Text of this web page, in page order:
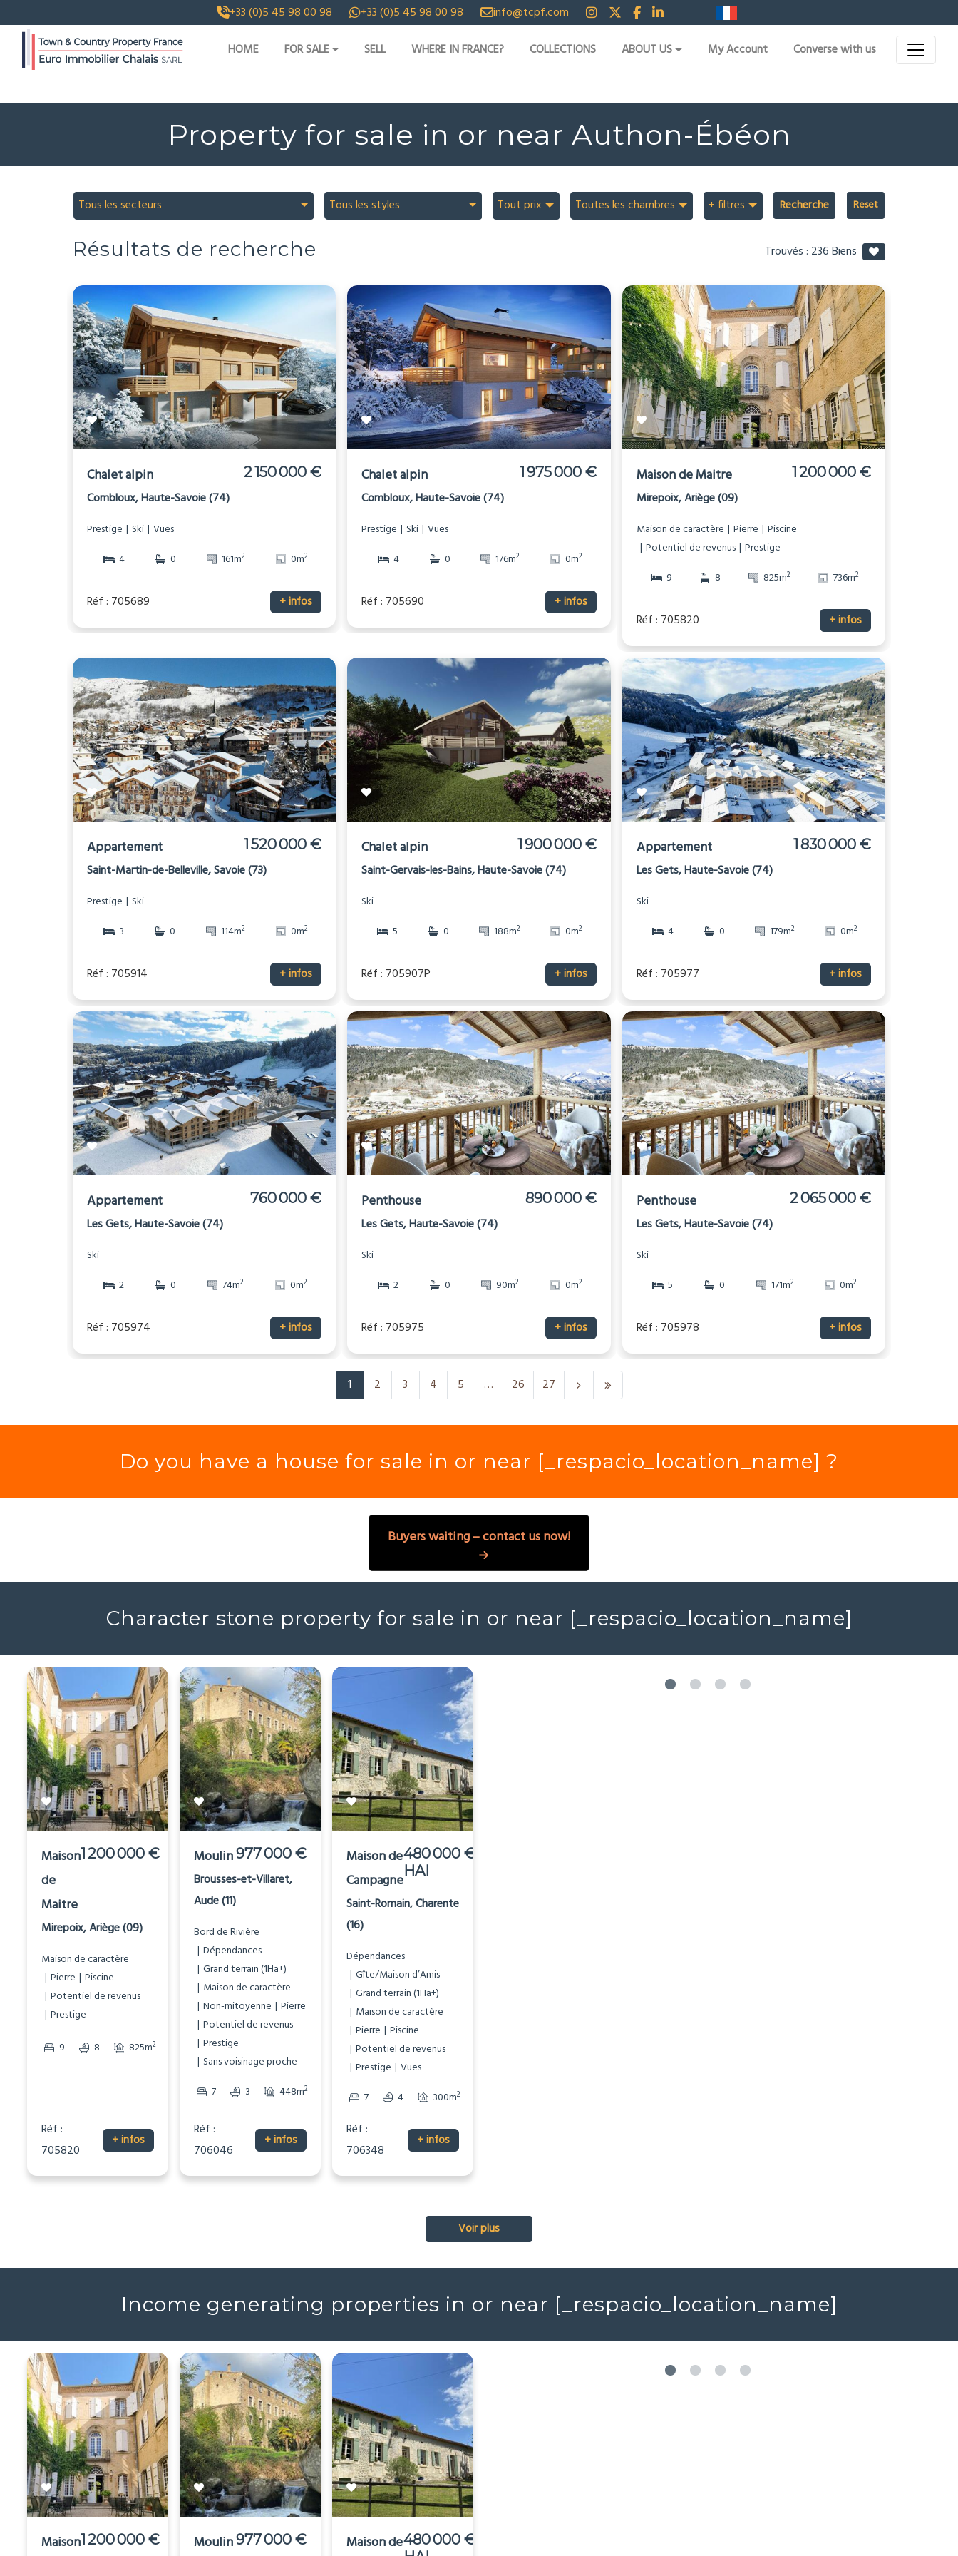
+33 (0)5 45 98 00 98 +33 (0)5 45 98 00 98 info@tcpf.com
HOME FOR SALE SELL WHERE IN FRANCE? COLLECTIONS ABOUT US My Account Converse with us
Property for sale in or near Authon-Ébéon
Tous les secteurs Tous les styles Tout prix Toutes les chambres + filtres Recherche
Résultats de recherche Trouvés : 236Biens
Chalet alpin 2 150 000 €
Combloux, Haute-Savoie (74)
Prestige Ski Vues
4
0 161m2 0m2
Réf : 705689 + infos
Chalet alpin 1 975 000 €
Combloux, Haute-Savoie (74)
Prestige Ski Vues
4
0 176m2 0m2
Réf : 705690 + infos
Maison de Maitre 1 200 000 €
Mirepoix, Ariège (09)
Maison de caractère Pierre
Piscine
Potentiel de revenus Prestige
9
8 825m2 736m2
Réf : 705820 + infos
Appartement 1 520 000 €
Saint-Martin-de-Belleville, Savoie (73)
Prestige
Ski
3
0 114m2 0m2
Réf : 705914 + infos
Chalet alpin 1 900 000 €
Saint-Gervais-les-Bains, Haute-Savoie (74)
Ski
5
0 188m2 0m2
Réf : 705907P + infos
Appartement 1 830 000 €
Les Gets, Haute-Savoie (74)
Ski
4
0 179m2 0m2
Réf : 705977 + infos
Appartement 760 000 €
Les Gets, Haute-Savoie (74)
Ski
2
0 74m2 0m2
Réf : 705974 + infos
Penthouse 890 000 €
Les Gets, Haute-Savoie (74)
Ski
2
0 90m2 0m2
Réf : 705975 + infos
Penthouse 2 065 000 €
Les Gets, Haute-Savoie (74)
Ski
5
0 171m2 0m2
Réf : 705978 + infos
1 2 3 4 5 … 26 27
Do you have a house for sale in or near [_respacio_location_name] ?
Buyers waiting – contact us now!
Character stone property for sale in or near [_respacio_location_name]
Maison
de
Maitre
1 200 000 €
Mirepoix, Ariège (09)
Maison de caractère
Pierre
Piscine
Potentiel de revenus
Prestige
9
8 825m2 736m2
Réf :
705820
+ infos
Moulin977 000 €
Brousses-et-Villaret,
Aude (11)
Bord de Rivière
Dépendances
Grand terrain (1Ha+)
Maison de caractère
Non-mitoyenne
Pierre
Potentiel de revenus
Prestige
Sans voisinage proche
7
3 448m2 16343m
Réf :
706046
+ infos
Maison de
Campagne
480 000 €
HAI
Saint-Romain, Charente
(16)
Dépendances
Gîte/Maison d’Amis
Grand terrain (1Ha+)
Maison de caractère
Pierre
Piscine
Potentiel de revenus
Prestige
Vues
7
4 300m2
Réf :
706348
+ infos
Voir plus
Income generating properties in or near [_respacio_location_name]
Maison1 200 000 € Moulin977 000 € Maison de480 000 €